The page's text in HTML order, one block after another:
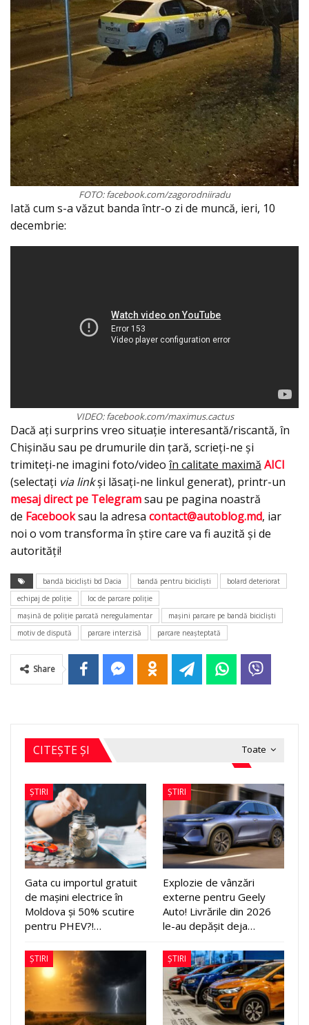
FOTO: facebook.com/zagorodniiradu
Iată cum s-a văzut banda într-o zi de muncă, ieri, 10
decembrie:
VIDEO: facebook.com/maximus.cactus
Dacă ați surprins vreo situație interesantă/riscantă, în
Chișinău sau pe drumurile din țară, scrieți-ne și
trimiteți-ne imagini foto/video în calitate maximă AICI
(selectați via linkși lăsați-ne linkul generat), printr-un
mesaj direct pe Telegramsau pe pagina noastră
de Facebooksau la adresa contact@autoblog.md, iar
noi o vom transforma în știre care va fi auzită și de
autorități!
bandă biciclişti bd Dacia bandă pentru biciclişti
bolard deteriorat
echipaj de poliţie
loc de parcare poliţie
maşină de poliţie parcată neregulamentar
maşini parcare pe bandă biciclişti
motiv de dispută
parcare interzisă parcare neaşteptată
Share
Toate
CITEȘTE ȘI
ȘTIRI
Gata cu importul gratuit
de mașini electrice în
Moldova și 50% scutire
pentru PHEV?!…
ȘTIRI
Explozie de vânzări
externe pentru Geely
Auto! Livrările din 2026
le-au depășit deja…
ȘTIRI ȘTIRI